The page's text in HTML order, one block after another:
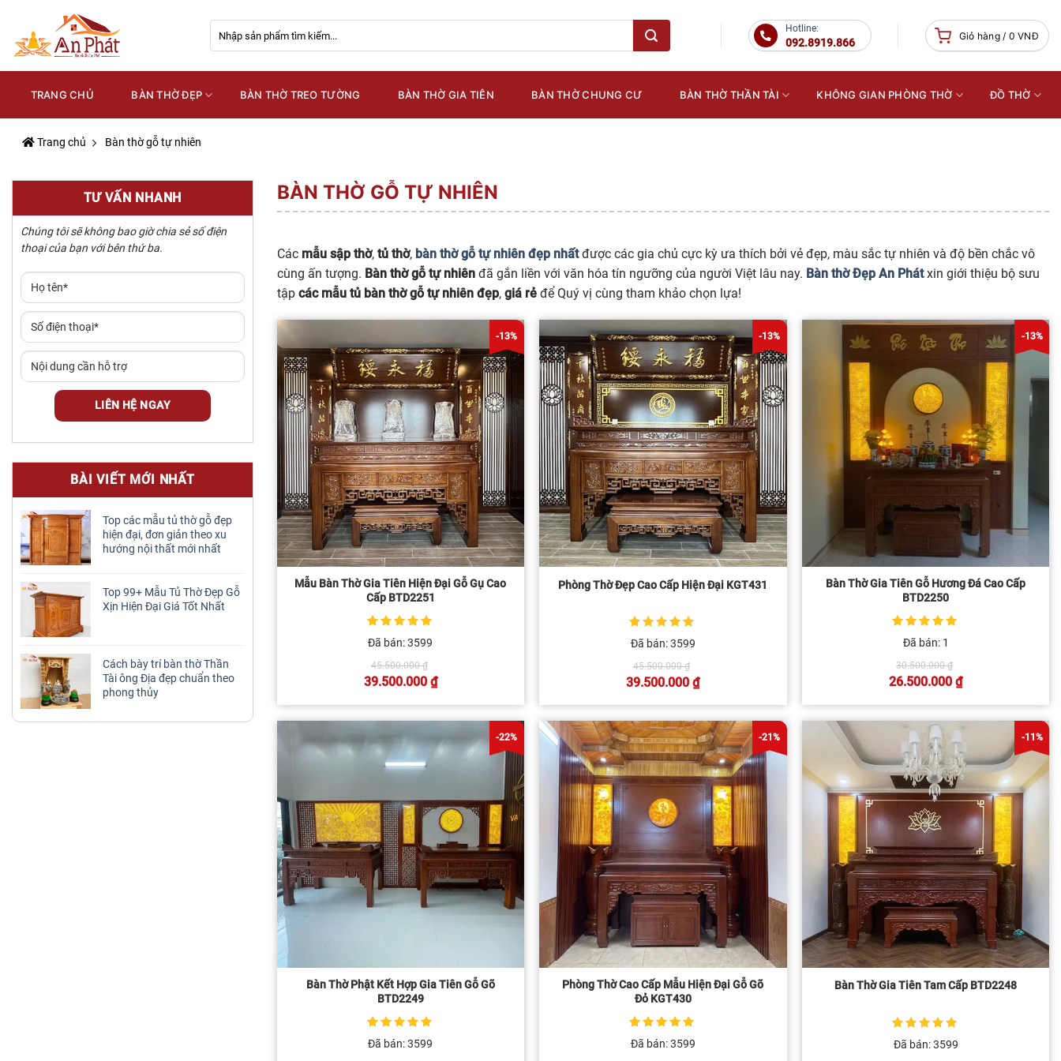
content
kiếm:
Hotline:
092.8919.866
Giỏ hàng / 0VNĐ
TRANG CHỦ BÀN THỜ ĐẸP BÀN THỜ TREO TƯỜNG BÀN THỜ GIA TIÊN BÀN THỜ CHUNG CƯ BÀN THỜ THẦN TÀI KHÔNG GIAN PHÒNG THỜ ĐỒ THỜ
Trang chủ Bàn thờ gỗ tự nhiên
TƯ VẤN NHANH
Chúng tôi sẽ không bao giờ chia sẻ số điện
thoại của bạn với bên thứ ba.
BÀI VIẾT MỚI NHẤT
Top các mẫu tủ thờ gỗ đẹp
hiện đại, đơn giản theo xu
hướng nội thất mới nhất
Top 99+ Mẫu Tủ Thờ Đẹp Gỗ
Xịn Hiện Đại Giá Tốt Nhất
Cách bày trí bàn thờ Thần
Tài ông Địa đẹp chuẩn theo
phong thủy
BÀN THỜ GỖ TỰ NHIÊN
Các mẫu sập thờ, tủ thờ, bàn thờ gỗ tự nhiên đẹp nhấtđược các gia chủ cực kỳ ưa thích bởi vẻ đẹp, màu sắc tự nhiên và độ bền chắc vô
cùng ấn tượng. Bàn thờ gỗ tự nhiên đã gắn liền với văn hóa tín ngưỡng của người Việt lâu nay. Bàn thờ Đẹp An Phát xin giới thiệu bộ sưu
tập các mẫu tủ bàn thờ gỗ tự nhiên đẹp, giá rẻ để Quý vị cùng tham khảo chọn lựa!
-13%
Mẫu Bàn Thờ Gia Tiên Hiện Đại Gỗ Gụ Cao
Cấp BTD2251
5trên 5 dựa
trên
1
đánh giá
Đã bán: 3599
45.500.000₫
gốc
là:
39.500.000 ₫
hiện
39.500.000 ₫.
-13%
Phòng Thờ Đẹp Cao Cấp Hiện Đại KGT431
5trên 5 dựa
trên
1
đánh giá
Đã bán: 3599
45.500.000₫
gốc
là:
39.500.000₫
hiện
là:
39.500.000 ₫.
-13%
Bàn Thờ Gia Tiên Gỗ Hương Đá Cao Cấp
BTD2250
trên 5 dựa
trênđánh giá
Đã bán: 1
30.500.000₫
gốc
là:
26.500.000₫
hiện
là:
26.500.000 ₫.
-22%
Bàn Thờ Phật Kết Hợp Gia Tiên Gỗ Gõ
BTD2249
5trên 5 dựa
trên
1
đánh giá
Đã bán: 3599
-21%
Phòng Thờ Cao Cấp Mẫu Hiện Đại Gỗ Gõ
Đỏ KGT430
5trên 5 dựa
trên
1
đánh giá
Đã bán: 3599
-11%
Bàn Thờ Gia Tiên Tam Cấp BTD2248
5trên 5 dựa
trên
1
đánh giá
Đã bán: 3599